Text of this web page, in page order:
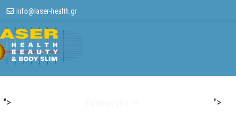
info@laser-health.gr
"> ">